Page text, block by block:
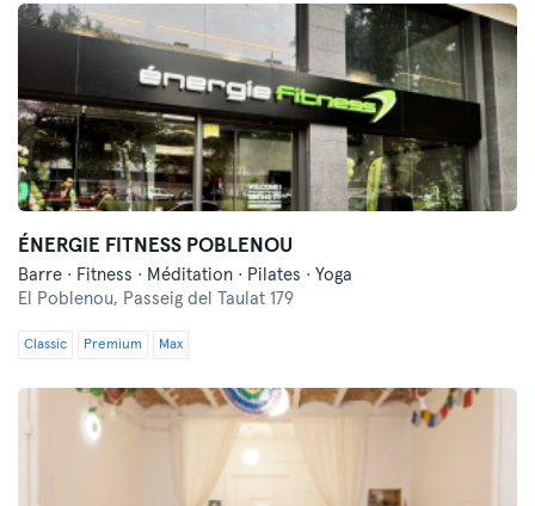
ÉNERGIE FITNESS POBLENOU
Barre · Fitness · Méditation · Pilates · Yoga
El Poblenou, Passeig del Taulat 179
Classic Premium Max